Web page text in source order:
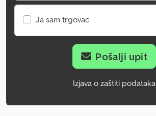
Ja sam trgovac
Pošalji upit
Izjava o zaštiti podataka